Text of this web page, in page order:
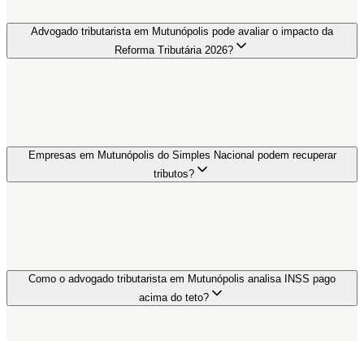
Advogado tributarista em Mutunópolis pode avaliar o impacto da
Reforma Tributária 2026?
Empresas em Mutunópolis do Simples Nacional podem recuperar
tributos?
Como o advogado tributarista em Mutunópolis analisa INSS pago
acima do teto?